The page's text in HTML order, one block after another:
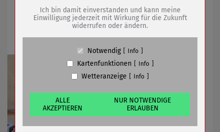
04.03.2019 mehr
Anbieter
Eigentümer dieser Website (Wenko-
Wenselaar GmbH & Co. KG)
Absicherung Kontaktformular / SPAM
Cookiespeicherung Entscheidungscookie
Anbieter
Eigentümer dieser Website (Wenko-
Wenselaar GmbH & Co. KG)
Zweck
Speichert die Einstellungen der Besucher
bezüglich der Speicherung von Cookies.
Cookie Name
dywc
Ich bin damit einverstanden und kann meine
Einwilligung jederzeit mit Wirkung für die Zukunft
widerrufen oder ändern.
Notwendig Info
Kartenfunktionen Info
Wetteranzeige Info
ALLE
AKZEPTIEREN
NUR NOTWENDIGE
ERLAUBEN